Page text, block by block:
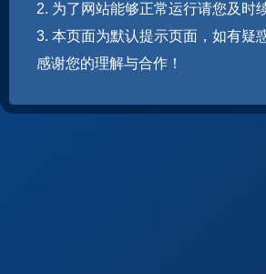
2. 为了网站能够正常运行请您及时
3. 本页面为默认提示页面，如有疑
感谢您的理解与合作！